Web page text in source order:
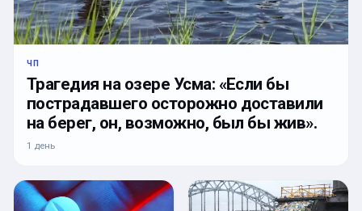
ЧП
Трагедия на озере Усма: «Если бы
пострадавшего осторожно доставили
на берег, он, возможно, был бы жив».
1 день